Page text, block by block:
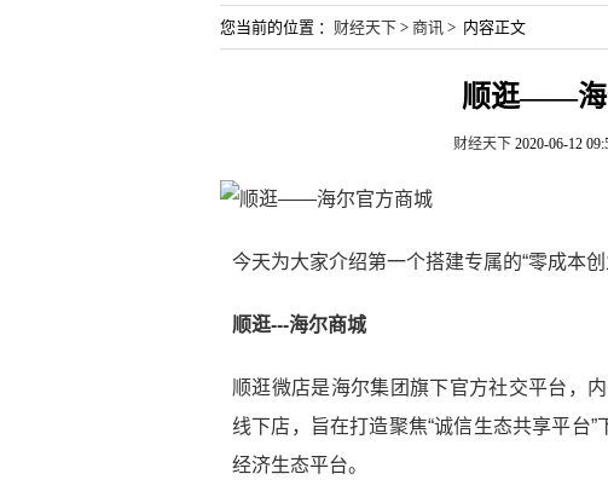
您当前的位置 ： 财经天下 > 商讯 > 内容正文
顺逛——海
财经天下 2020-06-12
今天为大家介绍第一个搭建专属的“零成本创
顺逛---海尔商城
顺逛微店是海尔集团旗下官方社交平台，
线下店，旨在打造聚焦“诚信生态共享平台
经济生态平台。